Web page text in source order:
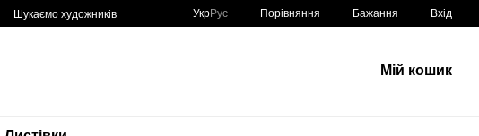
Шукаємо художників
УкрРус Порівняння Бажання Вхід
Мій кошик